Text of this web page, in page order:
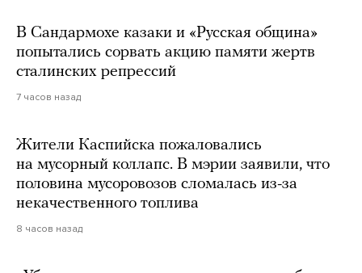
В Сандармохе казаки и «Русская община»
попытались сорвать акцию памяти жертв
сталинских репрессий
7 часов назад
Жители Каспийска пожаловались
на мусорный коллапс. В мэрии заявили, что
половина мусоровозов сломалась из-за
некачественного топлива
8 часов назад